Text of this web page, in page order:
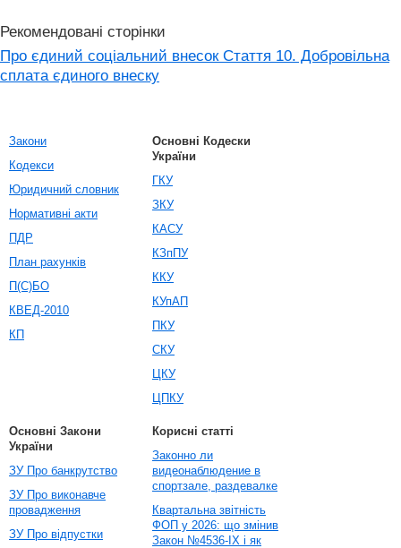
Рекомендовані сторінки
Про єдиний соціальний внесок Стаття 10. Добровільна
сплата єдиного внеску
Закони
Кодекси
Юридичний словник
Нормативні акти
ПДР
План рахунків
П(С)БО
КВЕД-2010
КП
Основні Кодески
України
ГКУ
ЗКУ
КАСУ
КЗпПУ
ККУ
КУпАП
ПКУ
СКУ
ЦКУ
ЦПКУ
Основні Закони
України
ЗУ Про банкрутство
ЗУ Про виконавче
провадження
ЗУ Про відпустки
Корисні статті
Законно ли
видеонаблюдение в
спортзале, раздевалке
Квартальна звітність
ФОП у 2026: що змінив
Закон №4536-IX і як